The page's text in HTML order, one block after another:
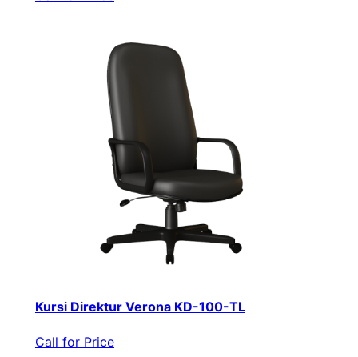
Kursi Direktur Verona KD-100-TL
Call for Price